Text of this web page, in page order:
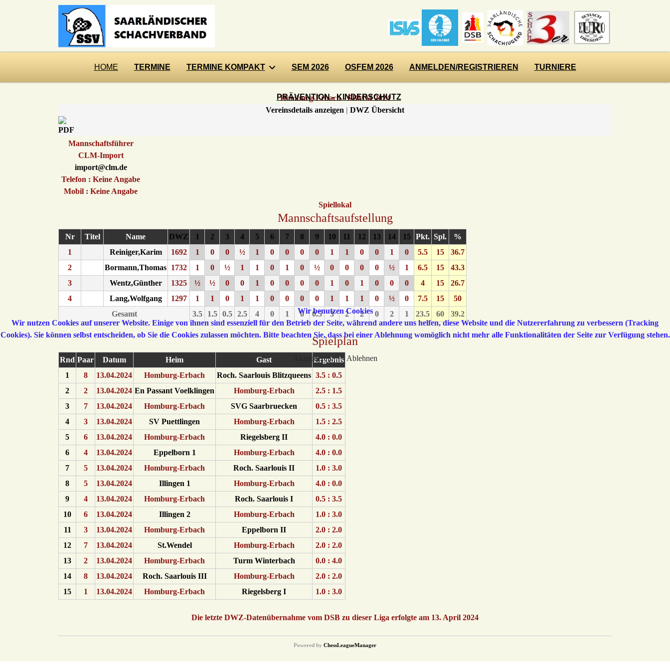
HOME TERMINE TERMINE KOMPAKT SEM 2026 OSFEM 2026 ANMELDEN/REGISTRIEREN TURNIERE
PRÄVENTION - KINDERSCHUTZ
Homburg-Erbach - SBMM 2024
Vereinsdetails anzeigen | DWZ Übersicht
Mannschaftsführer
CLM-Import
import@clm.de
Telefon : Keine Angabe
Mobil : Keine Angabe
Spiellokal
Mannschaftsaufstellung
Nr Titel Name DWZ 1 2 3 4 5 6 7 8 9 10 11 12 13 14 15 Pkt. Spl.
%
1
Reiniger,Karim 1692 1 0 0 ½ 1 0 0 0 0 1 1 0 0 1 0 5.5 15
36.7
2
Bormann,Thomas 1732 1 0 ½ 1 1 0 1 0 ½ 0 0 0 0 ½ 1 6.5 15
43.3
3
Wentz,Günther 1325 ½ ½ 0 0 1 0 0 0 0 1 0 1 0 0 0 4 15
26.7
4
Lang,Wolfgang 1297 1 1 0 1 1 0 0 0 0 1 1 1 0 ½ 0 7.5 15
50
Gesamt
3.5 1.5 0.5 2.5 4 0 1 0 0.5 3 2 2 0 2 1 23.5 60 39.2
Spielplan
Rnd Paar Datum Heim Gast
Ergebnis
1
8 13.04.2024 Homburg-Erbach Roch. Saarlouis Blitzqueens 3.5 : 0.5
2
2 13.04.2024 En Passant Voelklingen Homburg-Erbach
2.5 : 1.5
3
7 13.04.2024 Homburg-Erbach SVG Saarbruecken
0.5 : 3.5
4
3 13.04.2024 SV Puettlingen Homburg-Erbach
1.5 : 2.5
5
6 13.04.2024 Homburg-Erbach Riegelsberg II
4.0 : 0.0
6
4 13.04.2024 Eppelborn 1 Homburg-Erbach
4.0 : 0.0
7
5 13.04.2024 Homburg-Erbach Roch. Saarlouis II
1.0 : 3.0
8
5 13.04.2024 Illingen 1 Homburg-Erbach
4.0 : 0.0
9
4 13.04.2024 Homburg-Erbach Roch. Saarlouis I
0.5 : 3.5
10
6 13.04.2024 Illingen 2 Homburg-Erbach
1.0 : 3.0
11
3 13.04.2024 Homburg-Erbach Eppelborn II
2.0 : 2.0
12
7 13.04.2024 St.Wendel Homburg-Erbach
2.0 : 2.0
13
2 13.04.2024 Homburg-Erbach Turm Winterbach
0.0 : 4.0
14
8 13.04.2024 Roch. Saarlouis III Homburg-Erbach
2.0 : 2.0
15
1 13.04.2024 Homburg-Erbach Riegelsberg I 1.0 : 3.0
Die letzte DWZ-Datenübernahme vom DSB zu dieser Liga erfolgte am 13. April 2024
Powered by ChessLeagueManager
Wir benutzen Cookies
Wir nutzen Cookies auf unserer Website. Einige von ihnen sind essenziell für den Betrieb der Seite, während andere uns helfen, diese Website und die Nutzererfahrung zu verbessern (Tracking
Cookies). Sie können selbst entscheiden, ob Sie die Cookies zulassen möchten. Bitte beachten Sie, dass bei einer Ablehnung womöglich nicht mehr alle Funktionalitäten der Seite zur Verfügung stehen.
Akzeptieren Ablehnen